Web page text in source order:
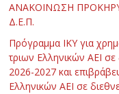
ΑΝΑΚΟΙΝΩΣΗ
Δ.Ε.Π.
Πρόγραμμα ΙΚΥ για
τριων Ελληνικών ΑΕΙ
2026-2027 και
Ελληνικών ΑΕΙ σε